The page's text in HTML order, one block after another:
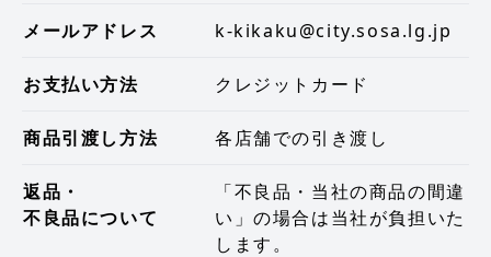
メールアドレス k-kikaku@city.sosa.lg.jp
お支払い方法 クレジットカード
商品引渡し方法 各店舗での引き渡し
返品・
不良品について
「不良品・当社の商品の間違
い」の場合は当社が負担いた
します。